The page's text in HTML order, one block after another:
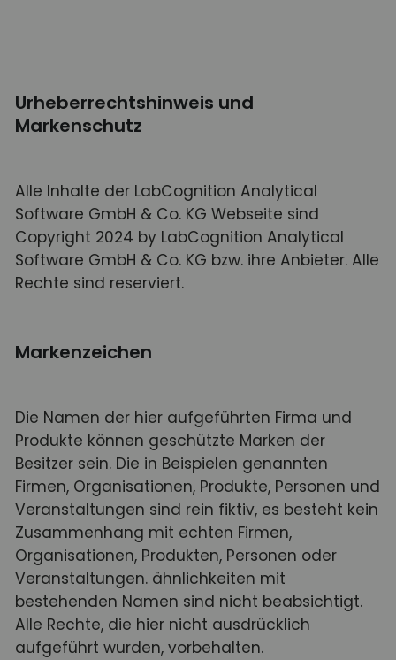
Urheberrechtshinweis und
Markenschutz
Alle Inhalte der LabCognition Analytical
Software GmbH & Co. KG Webseite sind
Copyright 2024 by LabCognition Analytical
Software GmbH & Co. KG bzw. ihre Anbieter. Alle
Rechte sind reserviert.
Markenzeichen
Die Namen der hier aufgeführten Firma und
Produkte können geschützte Marken der
Besitzer sein. Die in Beispielen genannten
Firmen, Organisationen, Produkte, Personen und
Veranstaltungen sind rein fiktiv, es besteht kein
Zusammenhang mit echten Firmen,
Organisationen, Produkten, Personen oder
Veranstaltungen. ähnlichkeiten mit
bestehenden Namen sind nicht beabsichtigt.
Alle Rechte, die hier nicht ausdrücklich
aufgeführt wurden, vorbehalten.